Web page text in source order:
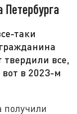
Петербурга
таки
твердили все,
в 2023-м
получили